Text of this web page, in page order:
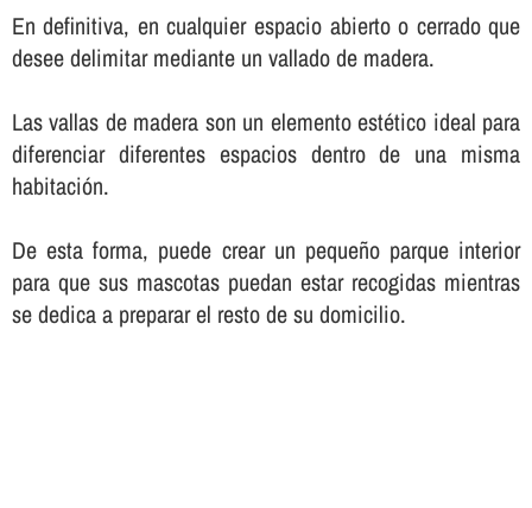
En definitiva, en cualquier espacio abierto o cerrado que
desee delimitar mediante un vallado de madera.
Las vallas de madera son un elemento estético ideal para
diferenciar diferentes espacios dentro de una misma
habitación.
De esta forma, puede crear un pequeño parque interior
para que sus mascotas puedan estar recogidas mientras
se dedica a preparar el resto de su domicilio.